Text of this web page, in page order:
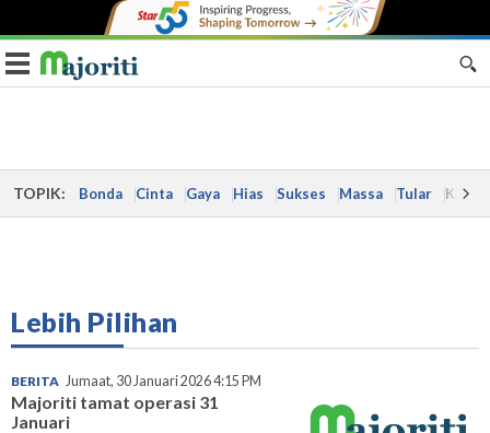
Toggle navigation
TOPIK: Bonda Cinta Gaya Hias Sukses Massa Tular Kes
Lebih Pilihan
BERITA Jumaat, 30 Januari 2026 4:15 PM
Majoriti tamat operasi 31
Januari